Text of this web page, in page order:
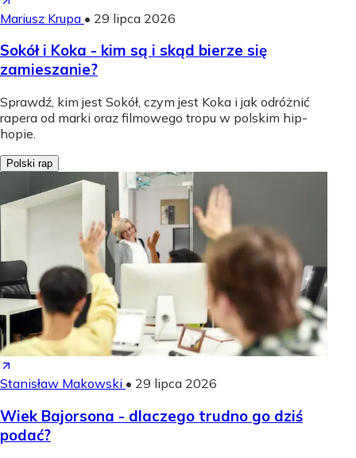
Mariusz Krupa • 29 lipca 2026
Sokół i Koka - kim są i skąd bierze się
zamieszanie?
Sprawdź, kim jest Sokół, czym jest Koka i jak odróżnić
rapera od marki oraz filmowego tropu w polskim hip-
hopie.
Polski rap
Stanisław Makowski • 29 lipca 2026
Wiek Bajorsona - dlaczego trudno go dziś
podać?